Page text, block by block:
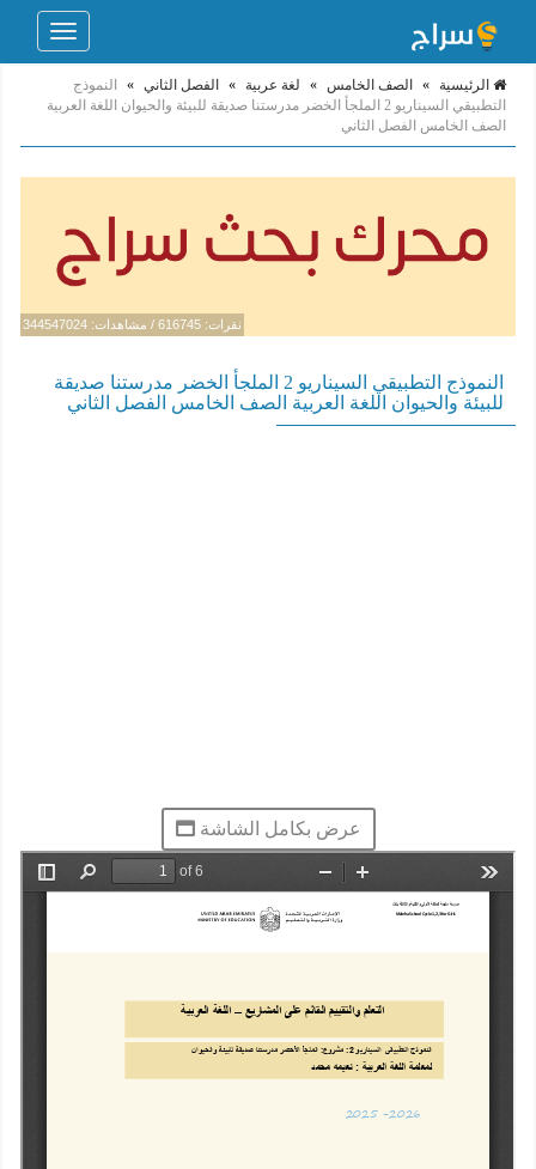
Toggle
الرئيسية » الصف الخامس » لغة عربية » الفصل الثاني »
النموذج
التطبيقي السيناريو 2 الملجأ الخضر مدرستنا صديقة للبيئة والحيوان اللغة العربية
الصف الخامس الفصل الثاني
نقرات: 616745 / مشاهدات: 344547024
النموذج التطبيقي السيناريو 2 الملجأ الخضر مدرستنا صديقة
للبيئة والحيوان اللغة العربية الصف الخامس الفصل الثاني
عرض بكامل الشاشة